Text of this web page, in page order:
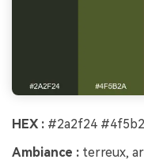
HEX : #2a2f24
Ambiance : terreux,